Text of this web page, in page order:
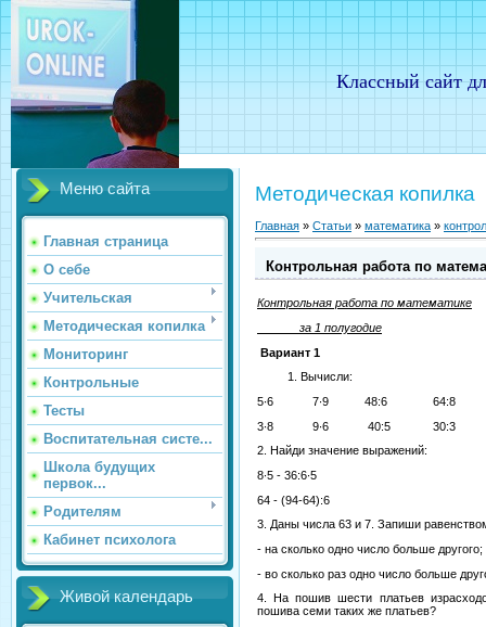
Классный сайт
Меню сайта
Главная страница
О себе
Учительская
Методическая копилка
Мониторинг
Контрольные
Тесты
Воспитательная систе...
Школа будущих
первок...
Родителям
Кабинет психолога
Живой календарь
Методическая копилка
Главная » Статьи » математика »
Контрольная работа по
Контрольная работа по математике
за 1 полугодие
Вариант 1
Вычисли:
5∙6 7∙9 48:6 64:8
3∙8 9∙6 40:5 30:3
2. Найди значение выражений:
8∙5 - 36:6∙5
64 - (94-64):6
3. Даны числа 63 и 7. Запиши
- на сколько одно число больше другого;
- во сколько раз одно число больше
4. На пошив шести платьев
пошива семи таких же платьев?